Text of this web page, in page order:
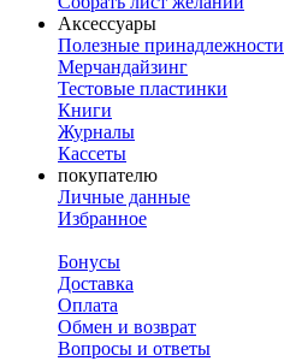
Аксессуары
Полезные принадлежности
Мерчандайзинг
Тестовые пластинки
Книги
Журналы
Кассеты
покупателю
Личные данные
Избранное
Бонусы
Доставка
Оплата
Обмен и возврат
Вопросы и ответы